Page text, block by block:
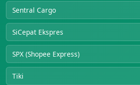
Sentral Cargo
SiCepat Ekspres
SPX (Shopee Express)
Tiki